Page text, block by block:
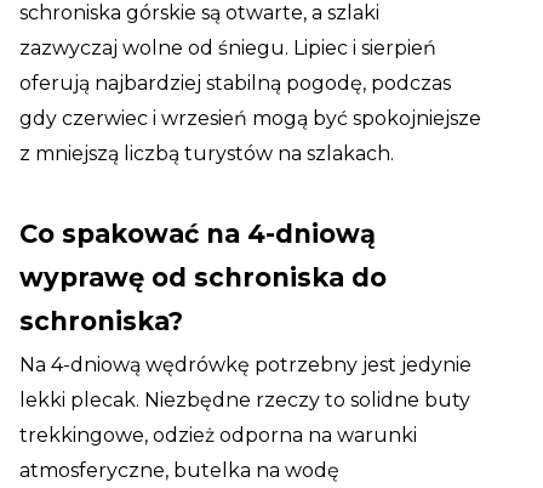
schroniska górskie są otwarte, a szlaki
zazwyczaj wolne od śniegu. Lipiec i sierpień
oferują najbardziej stabilną pogodę, podczas
gdy czerwiec i wrzesień mogą być spokojniejsze
z mniejszą liczbą turystów na szlakach.
Co spakować na 4-dniową
wyprawę od schroniska do
schroniska?
Na 4-dniową wędrówkę potrzebny jest jedynie
lekki plecak. Niezbędne rzeczy to solidne buty
trekkingowe, odzież odporna na warunki
atmosferyczne, butelka na wodę